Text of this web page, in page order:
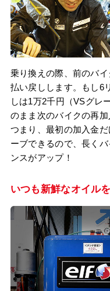
乗り換えの際、前のバ
払い戻しします。もし6
しは1万2千円（VSグレ
のまま次のバイクの再加
つまり、最初の加入金
ーブできるので、長く
ンスがアップ！
いつも新鮮なオイル